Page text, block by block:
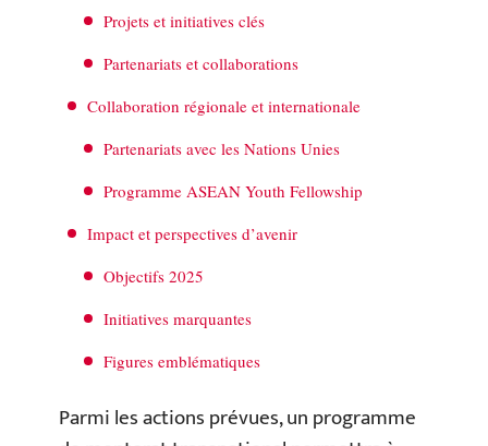
Projets et initiatives clés
Partenariats et collaborations
Collaboration régionale et internationale
Partenariats avec les Nations Unies
Programme ASEAN Youth Fellowship
Impact et perspectives d’avenir
Objectifs 2025
Initiatives marquantes
Figures emblématiques
Parmi les actions prévues, un programme